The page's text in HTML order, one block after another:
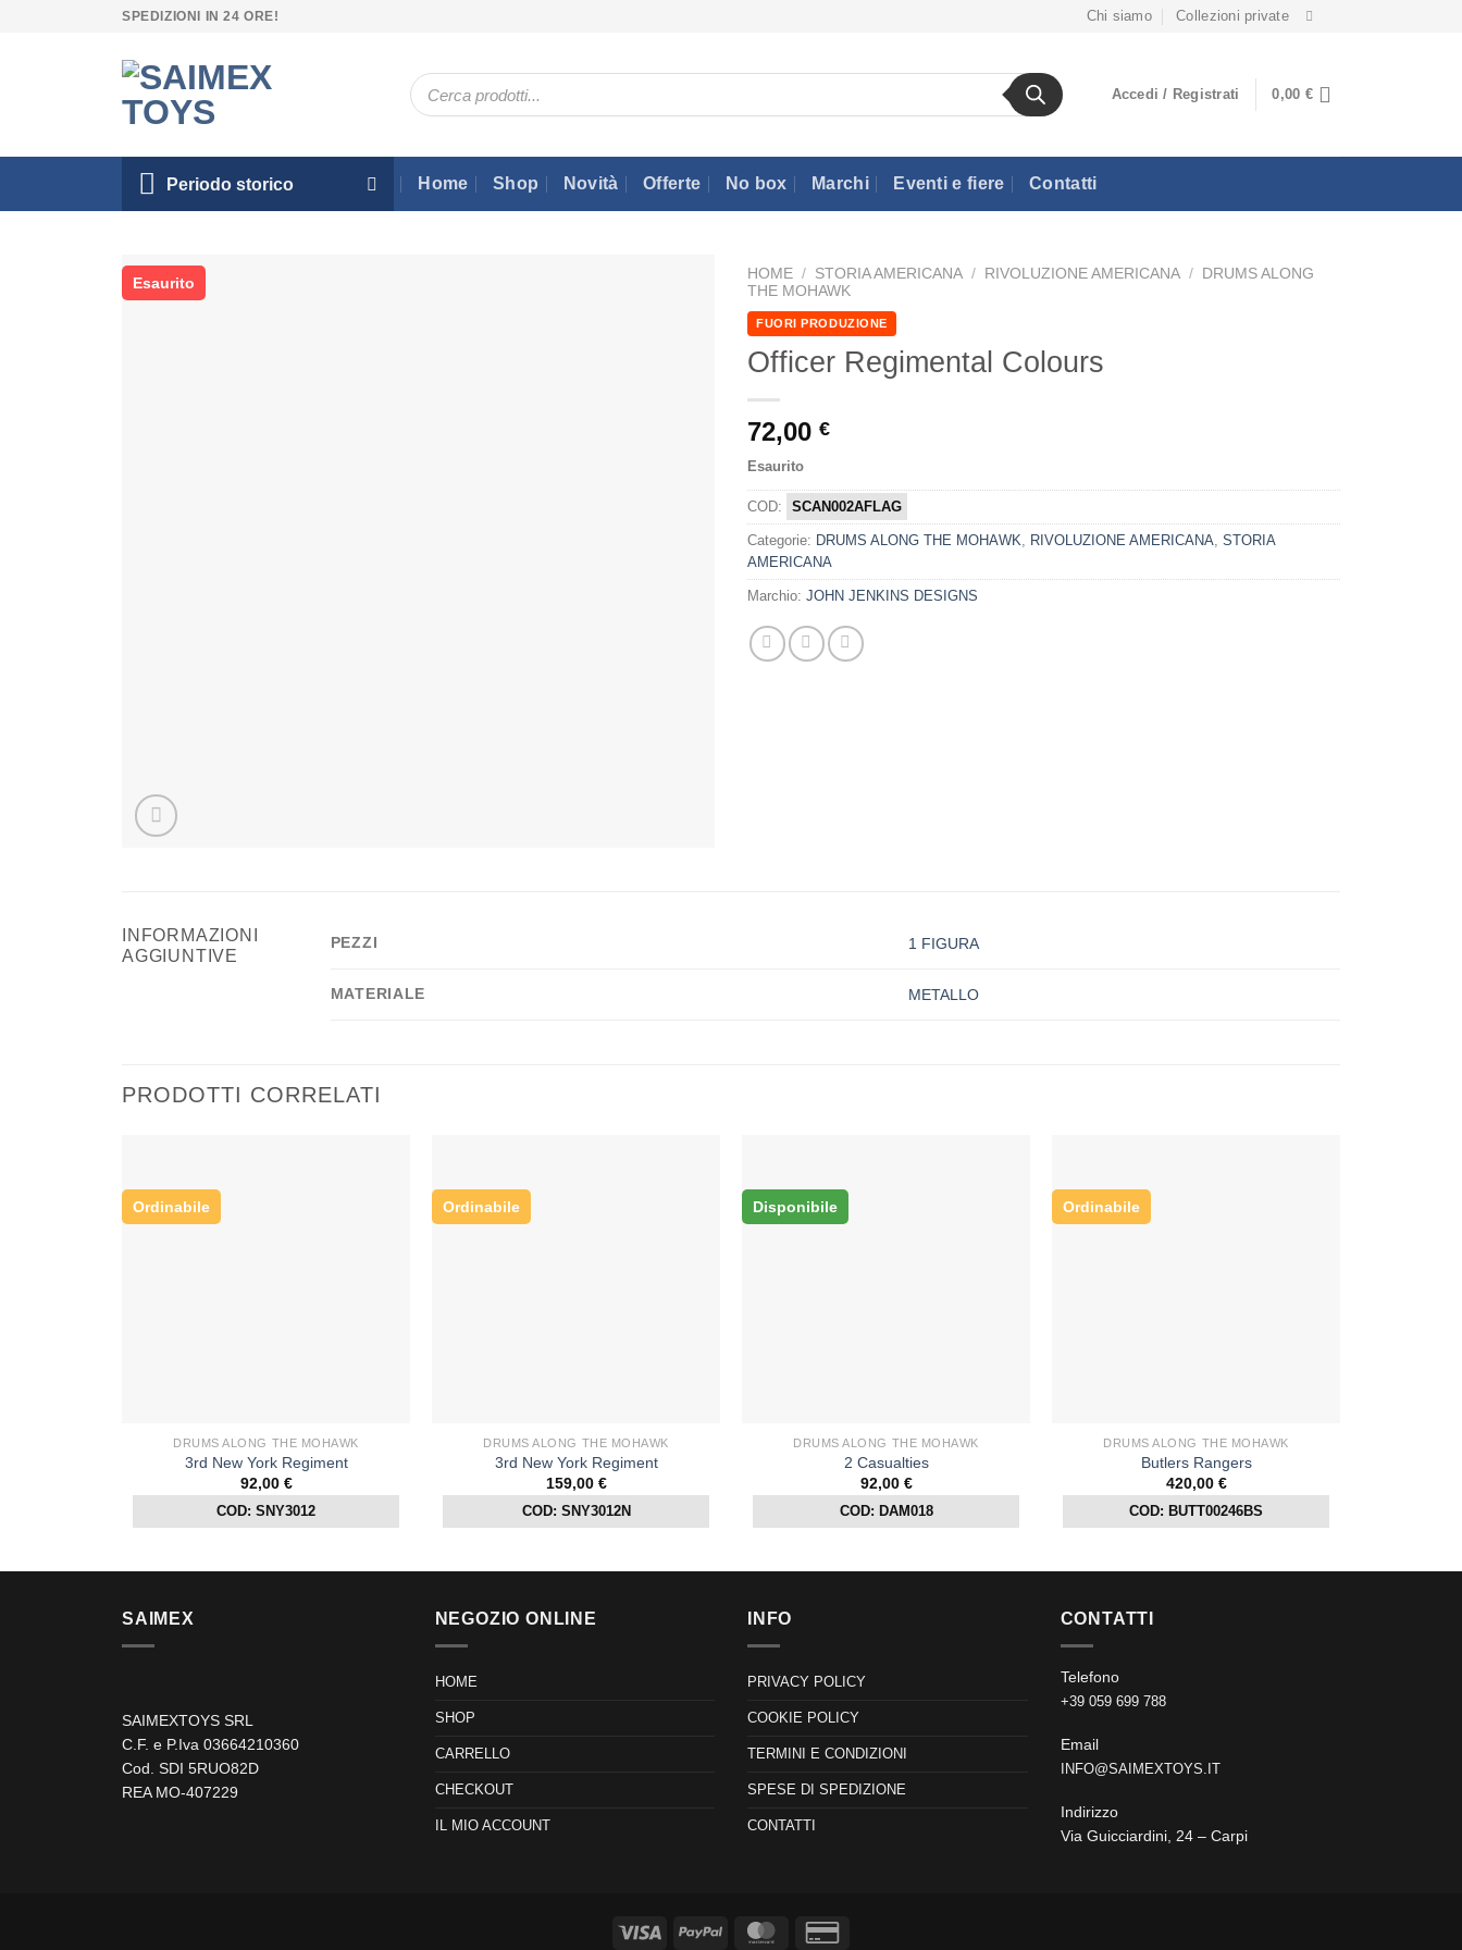
SPEDIZIONI IN 24 ORE! Chi siamo Collezioni private
Ricerca
prodotti
Accedi / Registrati 0,00 €
Periodo storico Home Shop Novità Offerte No box Marchi Eventi e fiere Contatti
Esaurito
HOME / STORIA AMERICANA / RIVOLUZIONE AMERICANA /
DRUMS ALONG
THE MOHAWK
FUORI PRODUZIONE
Officer Regimental Colours
72,00 €
Esaurito
COD: SCAN002AFLAG
Categorie: DRUMS ALONG THE MOHAWK RIVOLUZIONE AMERICANA STORIA
AMERICANA
Marchio: JOHN JENKINS DESIGNS
INFORMAZIONI
AGGIUNTIVE
PEZZI 1 FIGURA
MATERIALE METALLO
PRODOTTI CORRELATI
Ordinabile
DRUMS ALONG THE MOHAWK
3rd New York Regiment
92,00 €
COD: SNY3012
Ordinabile
DRUMS ALONG THE MOHAWK
3rd New York Regiment
159,00 €
COD: SNY3012N
Disponibile
DRUMS ALONG THE MOHAWK
2 Casualties
92,00 €
COD: DAM018
Ordinabile
DRUMS ALONG THE MOHAWK
Butlers Rangers
420,00 €
COD: BUTT00246BS
SAIMEX
SAIMEXTOYS SRL
C.F. e P.Iva 03664210360
Cod. SDI 5RUO82D
REA MO-407229
NEGOZIO ONLINE
HOME
SHOP
CARRELLO
CHECKOUT
IL MIO ACCOUNT
INFO
PRIVACY POLICY
COOKIE POLICY
TERMINI E CONDIZIONI
SPESE DI SPEDIZIONE
CONTATTI
CONTATTI
Telefono
+39 059 699 788
Email
INFO@SAIMEXTOYS.IT
Indirizzo
Via Guicciardini, 24 – Carpi